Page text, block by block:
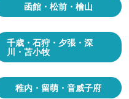
函館・松前・檜山
千歳・石狩・夕張・深
川・苫小牧
稚内・留萌・音威子府